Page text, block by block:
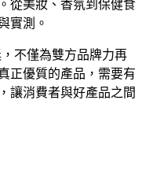
從美妝、香氛到保健食
實測。
不僅為雙方品牌力再
正優質的產品，需要有
讓消費者與好產品之間